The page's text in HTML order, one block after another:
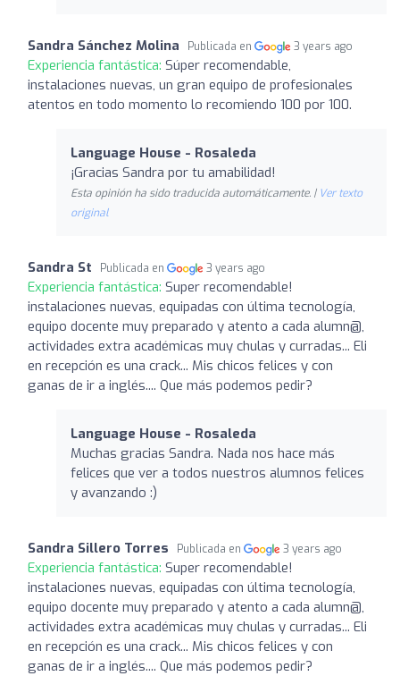
Sandra Sánchez Molina Publicada en 3 years ago
Experiencia fantástica: Súper recomendable,
instalaciones nuevas, un gran equipo de profesionales
atentos en todo momento lo recomiendo 100 por 100.
Language House - Rosaleda
¡Gracias Sandra por tu amabilidad!
Esta opinión ha sido traducida automáticamente. | Ver texto
original
Sandra St Publicada en 3 years ago
Experiencia fantástica: Super recomendable!
instalaciones nuevas, equipadas con última tecnología,
equipo docente muy preparado y atento a cada alumn@,
actividades extra académicas muy chulas y curradas... Eli
en recepción es una crack... Mis chicos felices y con
ganas de ir a inglés.... Que más podemos pedir?
Language House - Rosaleda
Muchas gracias Sandra. Nada nos hace más
felices que ver a todos nuestros alumnos felices
y avanzando :)
Sandra Sillero Torres Publicada en 3 years ago
Experiencia fantástica: Super recomendable!
instalaciones nuevas, equipadas con última tecnología,
equipo docente muy preparado y atento a cada alumn@,
actividades extra académicas muy chulas y curradas... Eli
en recepción es una crack... Mis chicos felices y con
ganas de ir a inglés.... Que más podemos pedir?